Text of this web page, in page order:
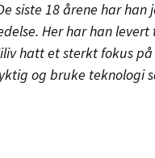
siste 18 årene har han
Her har han
hatt et sterkt fokus
og bruke teknologi